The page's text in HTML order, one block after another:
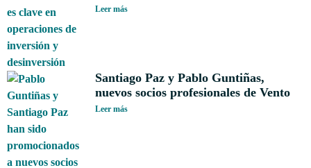
Leer más
Santiago Paz y Pablo Guntiñas,
nuevos socios profesionales de Vento
Leer más